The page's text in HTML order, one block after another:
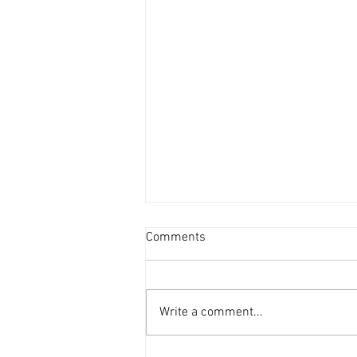
資產重估派Vs防守現金流派
價」新局。 隨着高息環境逐漸被
市場消化，機構資金與實力買家對
Comments
Write a comment...